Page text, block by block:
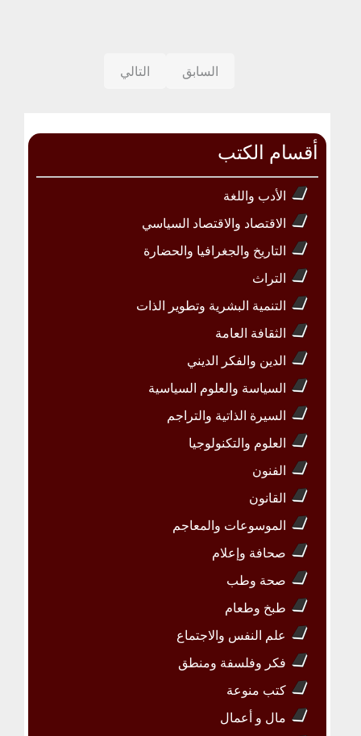
السابق التالي
أقسام الكتب
الأدب واللغة
الاقتصاد والاقتصاد السياسي
التاريخ والجغرافيا والحضارة
التراث
التنمية البشرية وتطوير الذات
الثقافة العامة
الدين والفكر الديني
السياسة والعلوم السياسية
السيرة الذاتية والتراجم
العلوم والتكنولوجيا
الفنون
القانون
الموسوعات والمعاجم
صحافة وإعلام
صحة وطب
طبخ وطعام
علم النفس والاجتماع
فكر وفلسفة ومنطق
كتب منوعة
مال و أعمال